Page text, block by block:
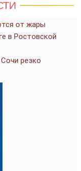
от жары
в Ростовской
резко